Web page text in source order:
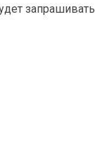
запрашивать